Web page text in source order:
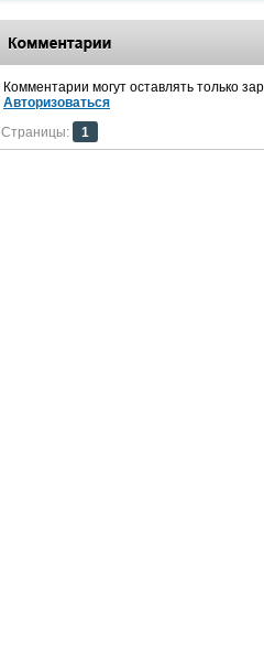
Комментарии могут оставлять только
Авторизоваться
Страницы:
1